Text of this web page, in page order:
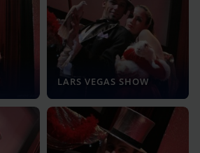
LARS VEGAS SHOW